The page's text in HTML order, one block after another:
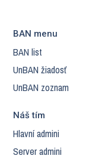
BAN menu
BAN list
UnBAN žiadosť
UnBAN zoznam
Náš tím
Hlavní admini
Server admini